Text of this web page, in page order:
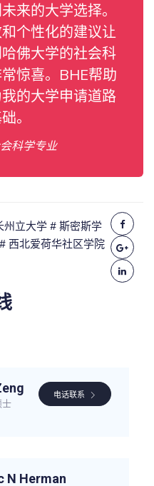
来的大学选择。
个性化的建议让
佛大学的社会科
惊喜。BHE帮助
的大学申请道路
。
科学专业
州立大学 # 斯密斯学
# 西北爱荷华社区学院
士
电话联系
N Herman